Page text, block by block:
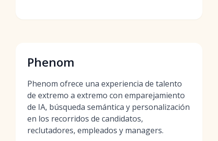
Phenom
Phenom ofrece una experiencia de talento
de extremo a extremo con emparejamiento
de IA, búsqueda semántica y personalización
en los recorridos de candidatos,
reclutadores, empleados y managers.